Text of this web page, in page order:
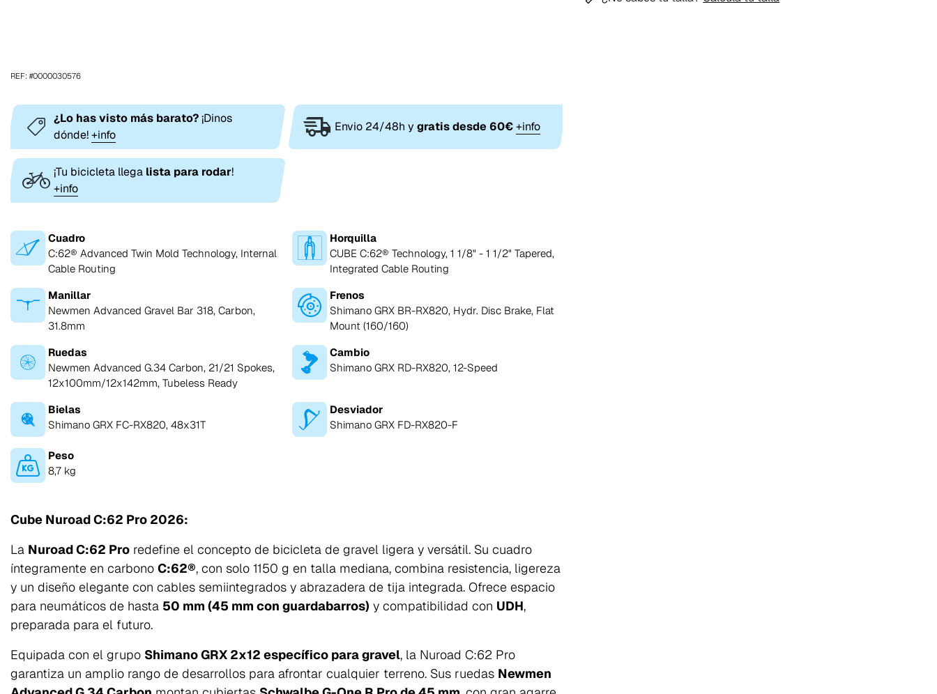
REF: #0000030576
¿Lo has visto más barato?¡Dinos
dónde!+info
Envio 24/48h y gratis desde 60€ +info
¡Tu bicicleta llega lista para rodar!
+info
Cuadro
C:62® Advanced Twin Mold Technology, Internal
Cable Routing
Horquilla
CUBE C:62® Technology, 1 1/8" - 1 1/2" Tapered,
Integrated Cable Routing
Manillar
Newmen Advanced Gravel Bar 318, Carbon,
31.8mm
Frenos
Shimano GRX BR-RX820, Hydr. Disc Brake, Flat
Mount (160/160)
Ruedas
Newmen Advanced G.34 Carbon, 21/21 Spokes,
12x100mm/12x142mm, Tubeless Ready
Cambio
Shimano GRX RD-RX820, 12-Speed
Bielas
Shimano GRX FC-RX820, 48x31T
Desviador
Shimano GRX FD-RX820-F
Peso
8,7 kg
Cube Nuroad C:62 Pro 2026:
La Nuroad C:62 Pro redefine el concepto de bicicleta de gravel ligera y versátil. Su cuadro
íntegramente en carbono C:62®, con solo 1150 g en talla mediana, combina resistencia, ligereza
y un diseño elegante con cables semiintegrados y abrazadera de tija integrada. Ofrece espacio
para neumáticos de hasta 50 mm (45 mm con guardabarros) y compatibilidad con UDH,
preparada para el futuro.
Equipada con el grupo Shimano GRX 2x12 específico para gravel, la Nuroad C:62 Pro
garantiza un amplio rango de desarrollos para afrontar cualquier terreno. Sus ruedas Newmen